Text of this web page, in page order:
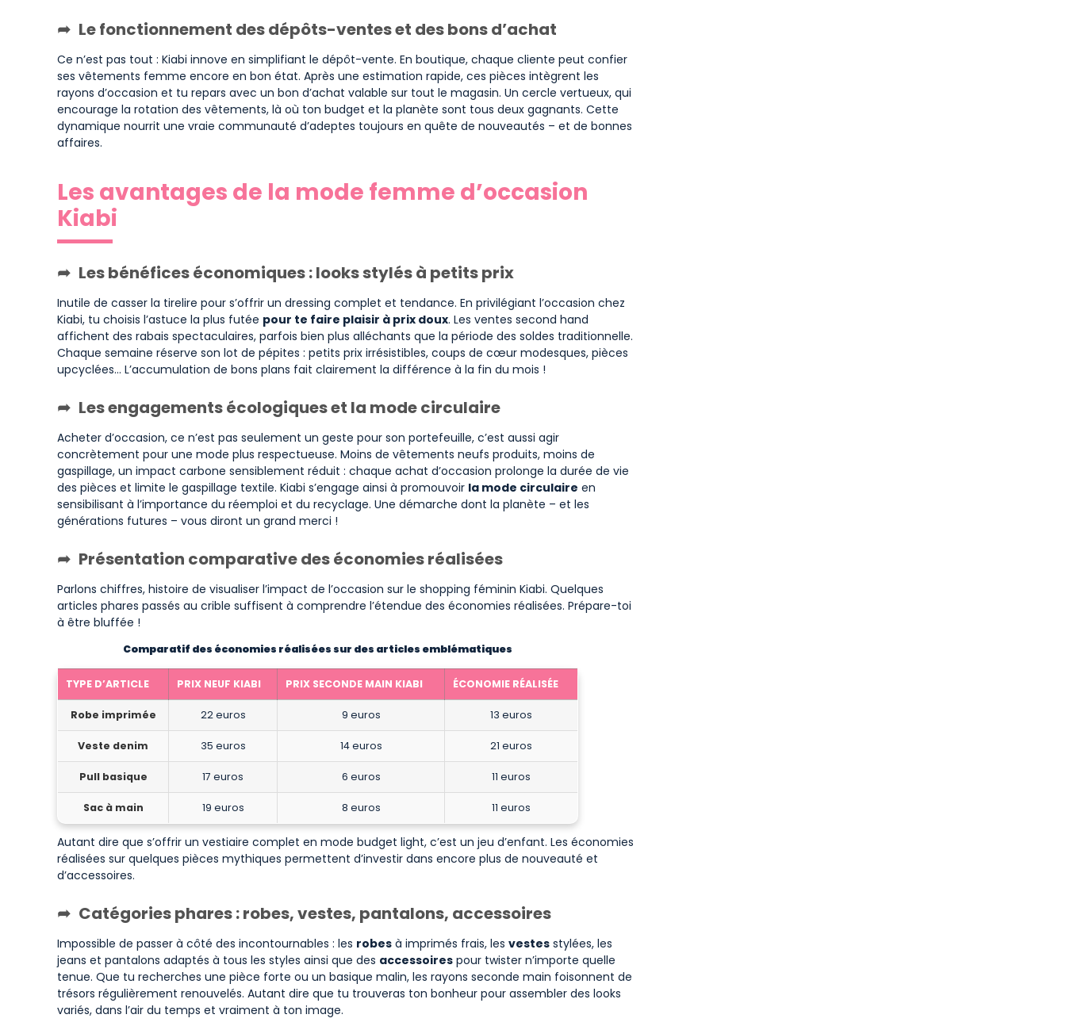
Le fonctionnement des dépôts-ventes et des bons d’achat
Ce n’est pas tout : Kiabi innove en simplifiant le dépôt-vente. En boutique, chaque cliente peut confier
ses vêtements femme encore en bon état. Après une estimation rapide, ces pièces intègrent les
rayons d’occasion et tu repars avec un bon d’achat valable sur tout le magasin. Un cercle vertueux, qui
encourage la rotation des vêtements, là où ton budget et la planète sont tous deux gagnants. Cette
dynamique nourrit une vraie communauté d’adeptes toujours en quête de nouveautés – et de bonnes
affaires.
Les avantages de la mode femme d’occasion
Kiabi
Les bénéfices économiques : looks stylés à petits prix
Inutile de casser la tirelire pour s’offrir un dressing complet et tendance. En privilégiant l’occasion chez
Kiabi, tu choisis l’astuce la plus futée pour te faire plaisir à prix doux. Les ventes second hand
affichent des rabais spectaculaires, parfois bien plus alléchants que la période des soldes traditionnelle.
Chaque semaine réserve son lot de pépites : petits prix irrésistibles, coups de cœur modesques, pièces
upcyclées… L’accumulation de bons plans fait clairement la différence à la fin du mois !
Les engagements écologiques et la mode circulaire
Acheter d’occasion, ce n’est pas seulement un geste pour son portefeuille, c’est aussi agir
concrètement pour une mode plus respectueuse. Moins de vêtements neufs produits, moins de
gaspillage, un impact carbone sensiblement réduit : chaque achat d’occasion prolonge la durée de vie
des pièces et limite le gaspillage textile. Kiabi s’engage ainsi à promouvoir la mode circulaire en
sensibilisant à l’importance du réemploi et du recyclage. Une démarche dont la planète – et les
générations futures – vous diront un grand merci !
Présentation comparative des économies réalisées
Parlons chiffres, histoire de visualiser l’impact de l’occasion sur le shopping féminin Kiabi. Quelques
articles phares passés au crible suffisent à comprendre l’étendue des économies réalisées. Prépare-toi
à être bluffée !
Comparatif des économies réalisées sur des articles emblématiques
TYPE D’ARTICLE PRIX NEUF KIABI PRIX SECONDE MAIN KIABI ÉCONOMIE RÉALISÉE
Robe imprimée 22 euros 9 euros 13 euros
Veste denim 35 euros 14 euros 21 euros
Pull basique 17 euros 6 euros 11 euros
Sac à main 19 euros 8 euros 11 euros
Autant dire que s’offrir un vestiaire complet en mode budget light, c’est un jeu d’enfant. Les économies
réalisées sur quelques pièces mythiques permettent d’investir dans encore plus de nouveauté et
d’accessoires.
Catégories phares : robes, vestes, pantalons, accessoires
Impossible de passer à côté des incontournables : les robes à imprimés frais, les vestes stylées, les
jeans et pantalons adaptés à tous les styles ainsi que des accessoires pour twister n’importe quelle
tenue. Que tu recherches une pièce forte ou un basique malin, les rayons seconde main foisonnent de
trésors régulièrement renouvelés. Autant dire que tu trouveras ton bonheur pour assembler des looks
variés, dans l’air du temps et vraiment à ton image.